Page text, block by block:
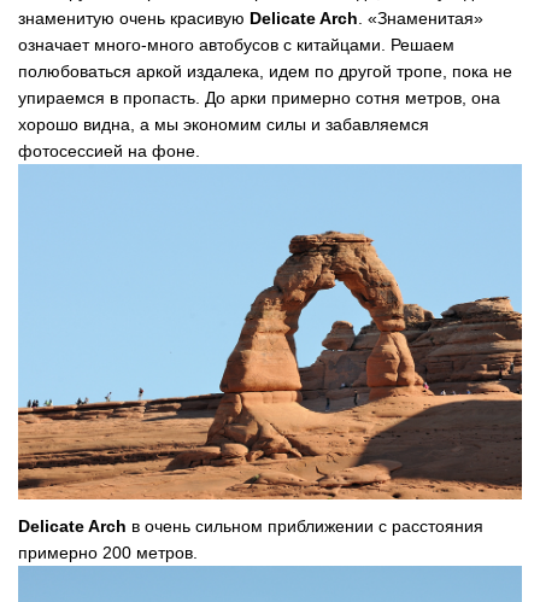
знаменитую очень красивую Delicate Arch . «Знаменитая»
означает много-много автобусов с китайцами. Решаем
полюбоваться аркой издалека, идем по другой тропе, пока не
упираемся в пропасть. До арки примерно сотня метров, она
хорошо видна, а мы экономим силы и забавляемся
фотосессией на фоне.
Delicate Arch в очень сильном приближении с расстояния
примерно 200 метров.